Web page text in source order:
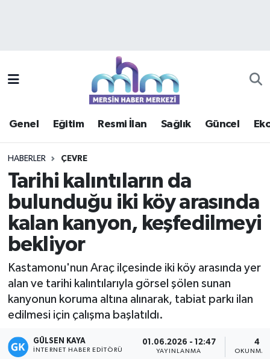
Genel Eğitim Resmi İlan Sağlık Güncel
HABERLER ÇEVRE
Tarihi kalıntıların da
bulunduğu iki köy arasında
kalan kanyon, keşfedilmeyi
bekliyor
Kastamonu'nun Araç ilçesinde iki köy arasında yer
alan ve tarihi kalıntılarıyla görsel şölen sunan
kanyonun koruma altına alınarak, tabiat parkı ilan
edilmesi için çalışma başlatıldı.
GÜLSEN KAYA
İNTERNET HABER EDITÖRÜ
01.06.2026 - 12:47
YAYINLANMA
4
OKUNMA
Güncel
Haberde insan
Kültür - Sanat
Mersin
Mersin Tarihi
Mersin Trafik Yoğunluk Haritası
Süper Lig Puan Durumu ve Fikstür
Haber Arşivi